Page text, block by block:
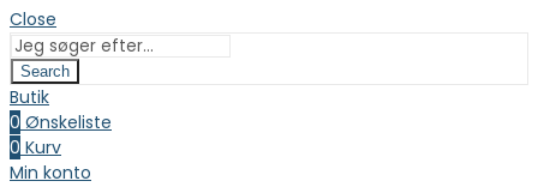
Close
Search
Butik
0 Ønskeliste
0 Kurv
Min konto